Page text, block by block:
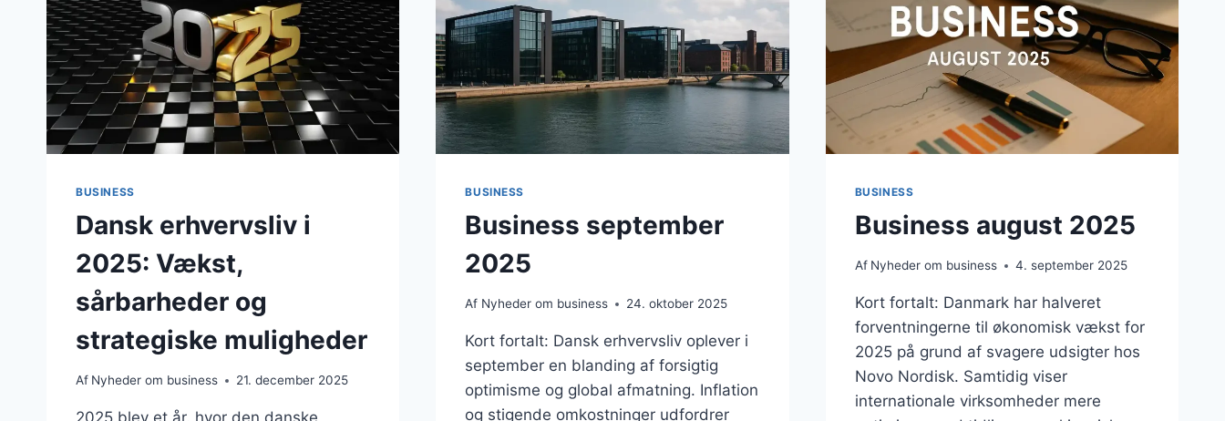
JUBILÆUMSFORBEREDELSER
OG
SKARP
DEBAT
OM
RAMMERNE
FOR
VÆKST
RØDOVRE
KOMMUNE
BUSINESS
Dansk erhvervsliv i
2025: Vækst,
sårbarheder og
strategiske muligheder
Af Nyheder om business 21. december 2025
BUSINESS
Business september
2025
Af Nyheder om business 24. oktober 2025
Kort fortalt: Dansk erhvervsliv oplever i
september en blanding af forsigtig
optimisme og global afmatning. Inflation
og stigende omkostninger udfordrer
BUSINESS
Business august 2025
Af Nyheder om business 4. september 2025
Kort fortalt: Danmark har halveret
forventningerne til økonomisk vækst for
2025 på grund af svagere udsigter hos
Novo Nordisk. Samtidig viser
internationale virksomheder mere